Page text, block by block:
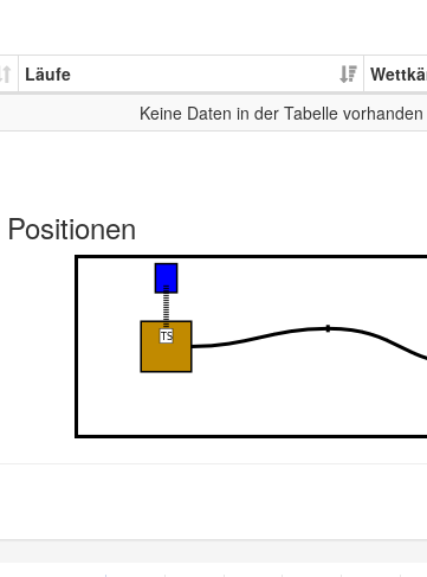
Läufe
Keine Daten in der Tabelle vorhanden